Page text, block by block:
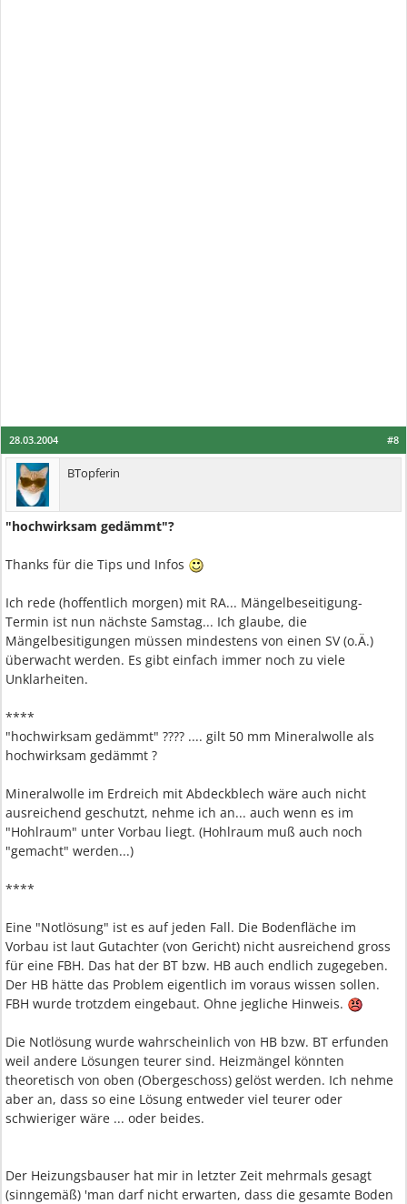
#8
28.03.2004
BTopferin
"hochwirksam gedämmt"?
Thanks für die Tips und Infos
Ich rede (hoffentlich morgen) mit RA... Mängelbeseitigung-
Termin ist nun nächste Samstag... Ich glaube, die
Mängelbesitigungen müssen mindestens von einen SV (o.Ä.)
überwacht werden. Es gibt einfach immer noch zu viele
Unklarheiten.
****
"hochwirksam gedämmt" ???? .... gilt 50 mm Mineralwolle als
hochwirksam gedämmt ?
Mineralwolle im Erdreich mit Abdeckblech wäre auch nicht
ausreichend geschutzt, nehme ich an... auch wenn es im
"Hohlraum" unter Vorbau liegt. (Hohlraum muß auch noch
"gemacht" werden...)
****
Eine "Notlösung" ist es auf jeden Fall. Die Bodenfläche im
Vorbau ist laut Gutachter (von Gericht) nicht ausreichend gross
für eine FBH. Das hat der BT bzw. HB auch endlich zugegeben.
Der HB hätte das Problem eigentlich im voraus wissen sollen.
FBH wurde trotzdem eingebaut. Ohne jegliche Hinweis.
Die Notlösung wurde wahrscheinlich von HB bzw. BT erfunden
weil andere Lösungen teurer sind. Heizmängel könnten
theoretisch von oben (Obergeschoss) gelöst werden. Ich nehme
aber an, dass so eine Lösung entweder viel teurer oder
schwieriger wäre ... oder beides.
Der Heizungsbauser hat mir in letzter Zeit mehrmals gesagt
(sinngemäß) 'man darf nicht erwarten, dass die gesamte Boden